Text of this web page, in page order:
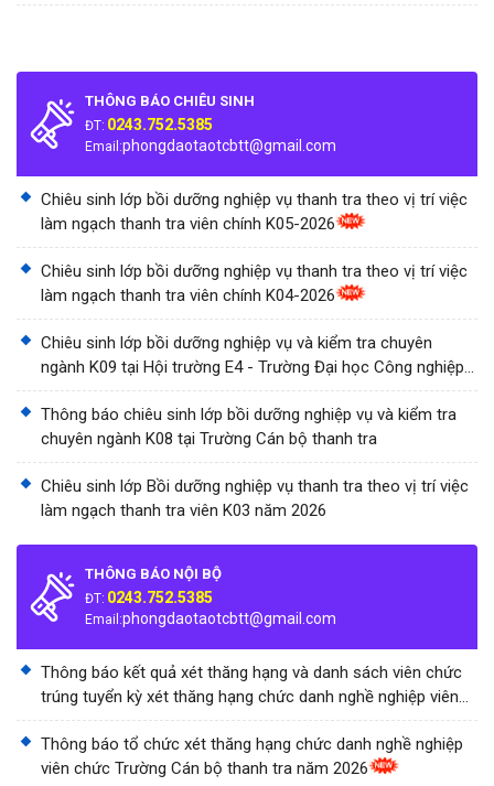
THÔNG BÁO CHIÊU SINH
ĐT: 0243.752.5385
Email:phongdaotaotcbtt@gmail.com
Chiêu sinh lớp bồi dưỡng nghiệp vụ thanh tra theo vị trí việc
làm ngạch thanh tra viên chính K05-2026
Chiêu sinh lớp bồi dưỡng nghiệp vụ thanh tra theo vị trí việc
làm ngạch thanh tra viên chính K04-2026
Chiêu sinh lớp bồi dưỡng nghiệp vụ và kiểm tra chuyên
ngành K09 tại Hội trường E4 - Trường Đại học Công nghiệp
Thành phố Hồ Chí Minh
Thông báo chiêu sinh lớp bồi dưỡng nghiệp vụ và kiểm tra
chuyên ngành K08 tại Trường Cán bộ thanh tra
Chiêu sinh lớp Bồi dưỡng nghiệp vụ thanh tra theo vị trí việc
làm ngạch thanh tra viên K03 năm 2026
THÔNG BÁO NỘI BỘ
ĐT: 0243.752.5385
Email:phongdaotaotcbtt@gmail.com
Thông báo kết quả xét thăng hạng và danh sách viên chức
trúng tuyển kỳ xét thăng hạng chức danh nghề nghiệp viên
chức Trường Cán bộ thanh tra năm 2026
Thông báo tổ chức xét thăng hạng chức danh nghề nghiệp
viên chức Trường Cán bộ thanh tra năm 2026